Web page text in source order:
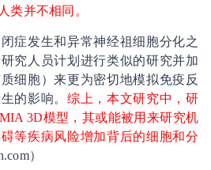
类并不相同。
症发生和异常神经祖细胞分化之
究人员计划进行类似的研究并加
细胞）来更为密切地模拟免疫反
的影响。 综上，本文研究中，研
3D模型，其或能被用来研究机
等疾病风险增加背后的细胞和分
）